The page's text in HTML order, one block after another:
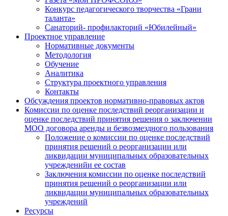
Конкурс педагогического творчества «Грани
таланта»
Санаторий- профилакторий «Юбилейный»
Проектное управление
Нормативные документы
Методология
Обучение
Аналитика
Структура проектного управления
Контакты
Обсуждения проектов нормативно-правовых актов
Комиссии по оценке последствий реорганизации и
оценке последствий принятия решения о заключении
МОО договора аренды и безвозмездного пользования
Положение о комиссии по оценке последствий
принятия решений о реорганизации или
ликвидации муниципальных образовательных
учрежденийи ее состав
Заключения комиссии по оценке последствий
принятия решений о реорганизации или
ликвидации муниципальных образовательных
учреждений
Ресурсы